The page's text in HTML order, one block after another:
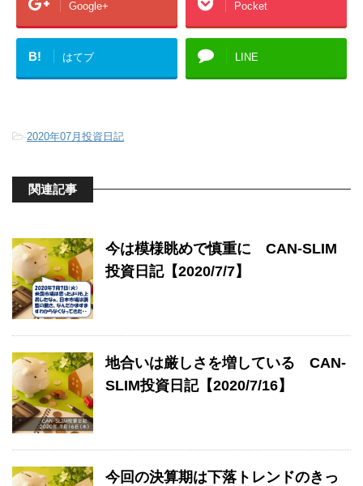
Google+ Pocket
B! はてブ LINE
-2020年07月投資日記
関連記事
今は模様眺めで慎重に CAN-SLIM
投資日記【2020/7/7】
地合いは厳しさを増している CAN-
SLIM投資日記【2020/7/16】
今回の決算期は下落トレンドのきっ